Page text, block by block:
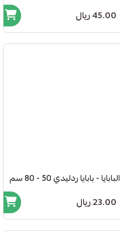
45.00 ريال
البابايا - بابايا ردليدي 50 - 80 سم
23.00 ريال